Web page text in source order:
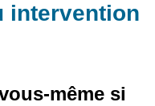
intervention
même si